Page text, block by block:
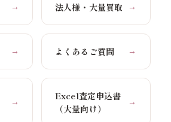
→ 法人様・大量買取 →
→ よくあるご質問 →
→
Excel査定申込書
（大量向け）
→